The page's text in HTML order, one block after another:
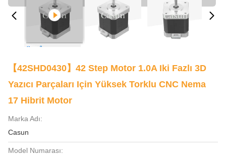
【42SHD0430】42 Step Motor 1.0A Iki Fazlı 3D
Yazıcı Parçaları Için Yüksek Torklu CNC Nema
17 Hibrit Motor
Marka Adı:
Casun
Model Numarası: